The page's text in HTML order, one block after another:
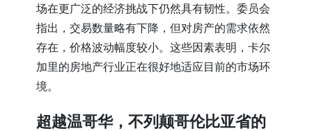
场在更广泛的经济挑战下仍然具有韧性。委员会
指出，交易数量略有下降，但对房产的需求依然
存在，价格波动幅度较小。这些因素表明，卡尔
加里的房地产行业正在很好地适应目前的市场环
境。
超越温哥华，不列颠哥伦比亚省的